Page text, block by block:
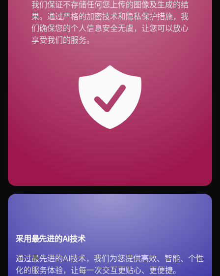
我们保证不存储任何您上传的图像及生成的结
果。通过严格的加密技术和隐私保护措施，我
们确保您的个人信息安全无虞，让您可以放心
享受我们的服务。
采用最先进的AI技术
通过最先进的AI技术，我们为您提供高效、智能、个性
化的服务体验，让每一次交互更贴心、更便捷。